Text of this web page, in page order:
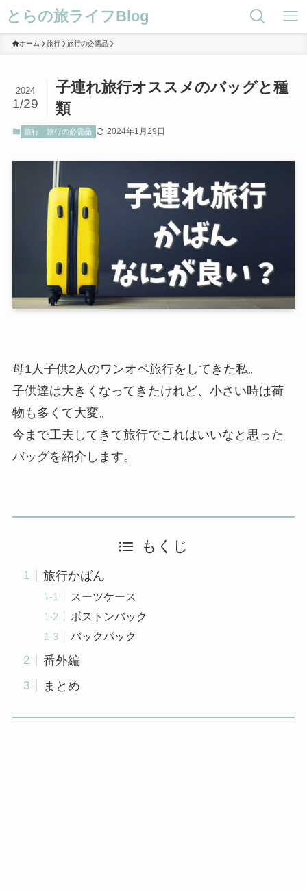
とらの旅ライフBlog
ホーム 旅行 旅行の必需品
子連れ旅行オススメのバッグと種
類
2024
1/29
旅行 旅行の必需品 2024年1月29日
母1人子供2人のワンオペ旅行をしてきた私。
子供達は大きくなってきたけれど、小さい時は荷
物も多くて大変。
今まで工夫してきて旅行でこれはいいなと思った
バッグを紹介します。
もくじ
旅行かばん
スーツケース
ボストンバック
バックパック
番外編
まとめ